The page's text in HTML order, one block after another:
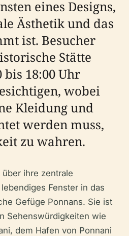
eines Designs,
Ästhetik und das
ist. Besucher
Stätte
18:00 Uhr
wobei
Kleidung und
werden muss,
zu wahren.
ihre zentrale
Fenster in das
Gefüge Ponnans. Sie ist
Sehenswürdigkeiten wie
dem Hafen von Ponnani